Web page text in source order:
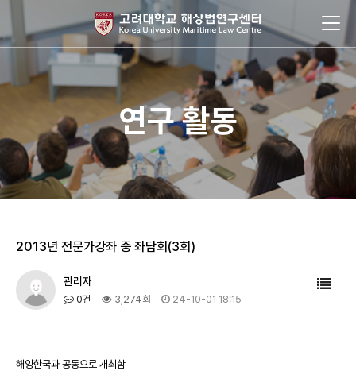
연구 활동
2013년 전문가강좌 중 좌담회(3회)
관리자
0건 3,274회 24-10-01 18:15
해양한국과 공동으로 개최함